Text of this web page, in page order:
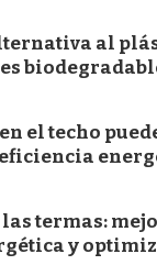
al
el techo
termas:
y